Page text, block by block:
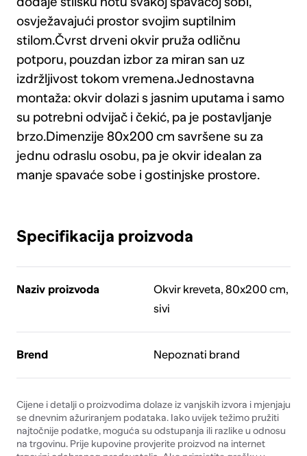
osvježavajući prostor svojim suptilnim
stilom.Čvrst drveni okvir pruža odličnu
potporu, pouzdan izbor za miran san uz
izdržljivost tokom vremena.Jednostavna
montaža: okvir dolazi s jasnim uputama i samo
su potrebni odvijač i čekić, pa je postavljanje
brzo.Dimenzije 80x200 cm savršene su za
jednu odraslu osobu, pa je okvir idealan za
manje spavaće sobe i gostinjske prostore.
Specifikacija proizvoda
Naziv proizvoda
Okvir kreveta, 80x200 cm,
sivi
Brend Nepoznati brand
Cijene i detalji o proizvodima dolaze iz vanjskih izvora i mjenjaju
se dnevnim ažuriranjem podataka. Iako uvijek težimo pružiti
najtočnije podatke, moguća su odstupanja ili razlike u odnosu
na trgovinu. Prije kupovine provjerite proizvod na internet